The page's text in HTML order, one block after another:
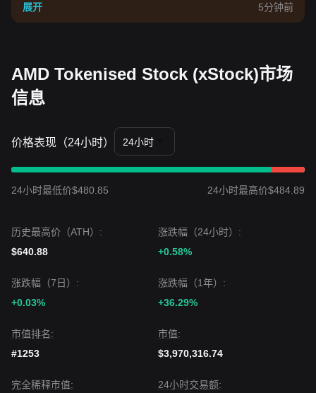
展开
5分钟前
AMD Tokenised Stock (xStock)市场
信息
价格表现（24小时） 24小时
24小时最低价$480.85 24小时最高价$484.89
历史最高价（ATH）:
$640.88
涨跌幅（24小时）:
+0.58%
涨跌幅（7日）:
+0.03%
涨跌幅（1年）:
+36.29%
市值排名:
#1253
市值:
$3,970,316.74
完全稀释市值:
24小时交易额: